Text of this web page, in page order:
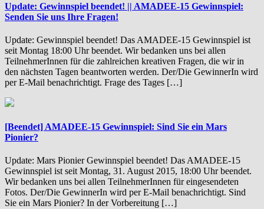
Update: Gewinnspiel beendet! || AMADEE-15 Gewinnspiel:
Senden Sie uns Ihre Fragen!
Update: Gewinnspiel beendet! Das AMADEE-15 Gewinnspiel ist
seit Montag 18:00 Uhr beendet. Wir bedanken uns bei allen
TeilnehmerInnen für die zahlreichen kreativen Fragen, die wir in
den nächsten Tagen beantworten werden. Der/Die GewinnerIn wird
per E-Mail benachrichtigt. Frage des Tages […]
[Beendet] AMADEE-15 Gewinnspiel: Sind Sie ein Mars
Pionier?
Update: Mars Pionier Gewinnspiel beendet! Das AMADEE-15
Gewinnspiel ist seit Montag, 31. August 2015, 18:00 Uhr beendet.
Wir bedanken uns bei allen TeilnehmerInnen für eingesendeten
Fotos. Der/Die GewinnerIn wird per E-Mail benachrichtigt. Sind
Sie ein Mars Pionier? In der Vorbereitung […]